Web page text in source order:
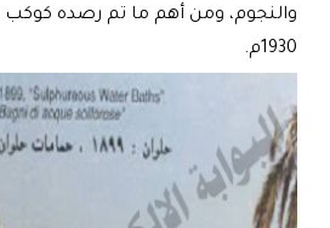
والنجوم، ومن أهم ما تم رصده كوكب
1930م.